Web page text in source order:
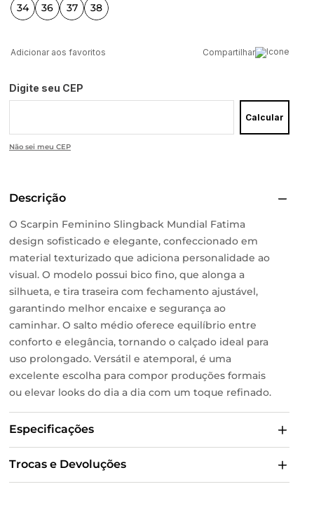
34 36 37 38
Compartilhar
Digite seu CEP
Calcular
Não sei meu CEP
Descrição
O Scarpin Feminino Slingback Mundial Fatima
design sofisticado e elegante, confeccionado em
material texturizado que adiciona personalidade ao
visual. O modelo possui bico fino, que alonga a
silhueta, e tira traseira com fechamento ajustável,
garantindo melhor encaixe e segurança ao
caminhar. O salto médio oferece equilíbrio entre
conforto e elegância, tornando o calçado ideal para
uso prolongado. Versátil e atemporal, é uma
excelente escolha para compor produções formais
ou elevar looks do dia a dia com um toque refinado.
Especificações
Trocas e Devoluções